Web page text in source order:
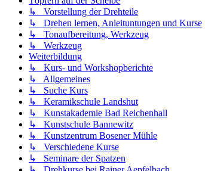
↳ Vorstellung der Drehteile
↳ Drehen lernen, Anleituntungen und Kurse
↳ Tonaufbereitung, Werkzeug
↳ Werkzeug
Weiterbildung
↳ Kurs- und Workshopberichte
↳ Allgemeines
↳ Suche Kurs
↳ Keramikschule Landshut
↳ Kunstakademie Bad Reichenhall
↳ Kunstschule Bannewitz
↳ Kunstzentrum Bosener Mühle
↳ Verschiedene Kurse
↳ Seminare der Spatzen